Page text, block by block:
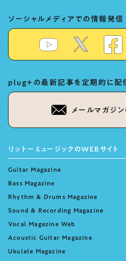
ソーシャルメディアでの情報発信
plug+の最新記事を定期的に配
メールマガジン
リットーミュージックのWEBサイト
Guitar Magazine
Bass Magazine
Rhythm & Drums Magazine
Sound & Recording Magazine
Vocal Magazine Web
Acoustic Guitar Magazine
Ukulele Magazine